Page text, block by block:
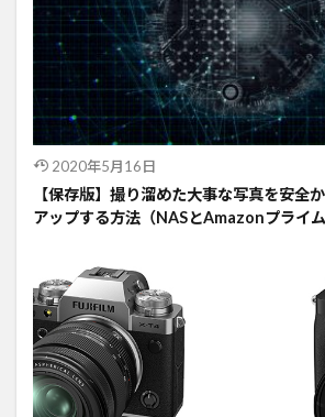
2020年5月16日
【保存版】撮り溜めた大事な写真を安全
アップする方法（NASとAmazonプライム